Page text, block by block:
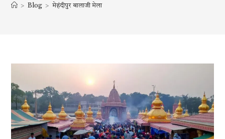
> Blog > मेहंदीपुर बालाजी मेला